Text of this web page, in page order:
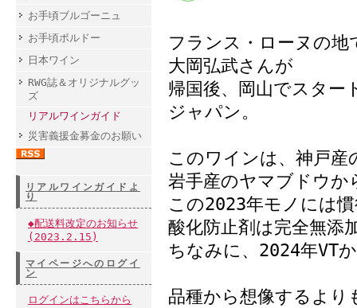
お手頃ブルゴーニュ
お手頃ボルドー
日本ワイン
RWG誌＆オリジナルグッ
ズ
リアルワインガイド
災害義援金募金のお願い
リアルワインガイドよ
り
◆配送料改定のお知らせ
(2023.2.15)
マイページへのログイ
ン
ログインはこちらから
フランス・ローヌの
大岡弘武さんが
帰国後、岡山でスター
ジャパン。
このワインは、神戸
岩手産のヤマブドウか
この2023年モノには
酸化防止剤は完全無添
ちなみに、2024年VT
品種から想像するより